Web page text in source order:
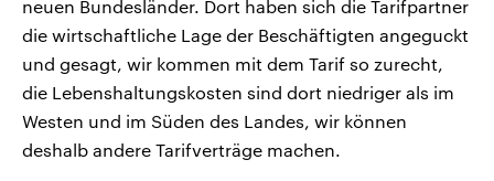
neuen Bundesländer. Dort haben sich die Tarifpartner
die wirtschaftliche Lage der Beschäftigten angeguckt
und gesagt, wir kommen mit dem Tarif so zurecht,
die Lebenshaltungskosten sind dort niedriger als im
Westen und im Süden des Landes, wir können
deshalb andere Tarifverträge machen.